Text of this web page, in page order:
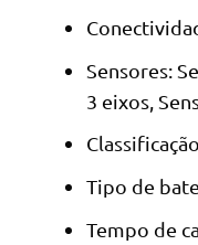
Sensores:
3 eixos,
Tipo de
Tempo de